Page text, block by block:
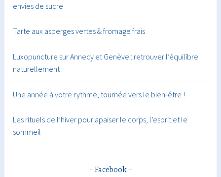
envies de sucre
Tarte aux asperges vertes & fromage frais
Luxopuncture sur Annecy et Genève : retrouver l’équilibre
naturellement
Une année à votre rythme, tournée vers le bien-être !
Les rituels de l’hiver pour apaiser le corps, l’esprit et le
sommeil
Facebook